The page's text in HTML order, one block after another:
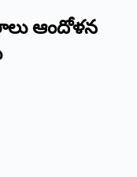
ఆందోళన